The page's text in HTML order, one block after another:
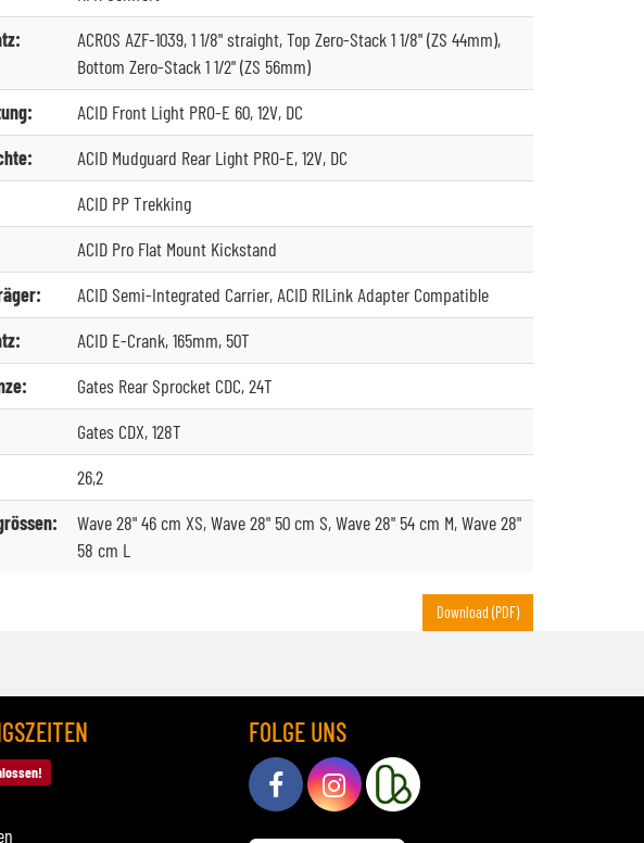
ACROS AZF-1039, 1 1/8" straight, Top Zero-Stack 1 1/8" (ZS 44mm),
Bottom Zero-Stack 1 1/2" (ZS 56mm)
ACID Front Light PRO-E 60, 12V, DC
ACID Mudguard Rear Light PRO-E, 12V, DC
ACID PP Trekking
ACID Pro Flat Mount Kickstand
ACID Semi-Integrated Carrier, ACID RILink Adapter Compatible
ACID E-Crank, 165mm, 50T
Gates Rear Sprocket CDC, 24T
Gates CDX, 128T
26,2
Wave 28" 46 cm XS, Wave 28" 50 cm S, Wave 28" 54 cm M, Wave 28"
58 cm L
Download (PDF)
FOLGE UNS